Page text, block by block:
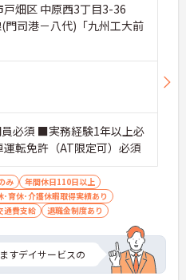
戸畑区 中原西3丁目3-36
門司港－八代)「九州工大前
必須 ■実務経験1年以上必
転免許（AT限定可）必須
み
年間休日110日以上
･育休･介護休暇取得実績あり
通費支給 退職金制度あり
すデイサービスの